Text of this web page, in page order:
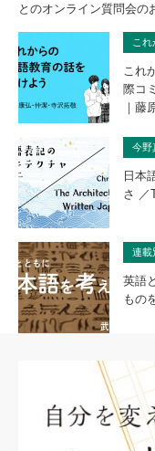
とのオンライン質問会の
こ
これ
際コ
｜藤
今野
日本
さ ／
連載
英語
もの